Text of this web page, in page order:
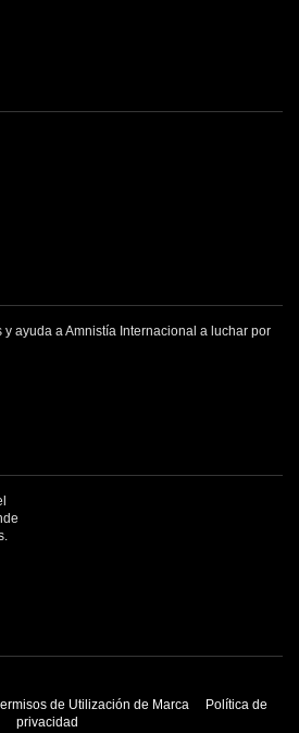
ayuda a Amnistía Internacional a luchar por
de Utilización de Marca
Política de
privacidad